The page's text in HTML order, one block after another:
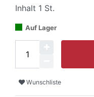
Inhalt 1 St.
Auf Lager
Wunschliste